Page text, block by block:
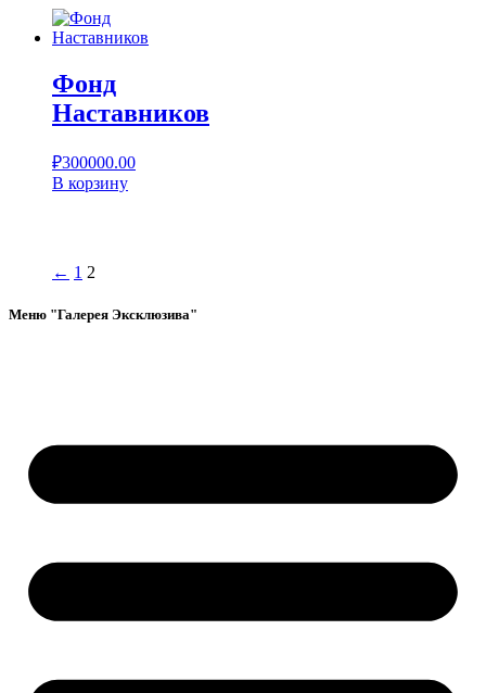
Фонд
Наставников
₽300000.00
В корзину
← 1 2
Меню "Галерея Эксклюзива"